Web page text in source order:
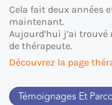
Cela fait deux années
maintenant.
Aujourd’hui j’ai
de thérapeute.
Découvrez la page
Témoignages Et